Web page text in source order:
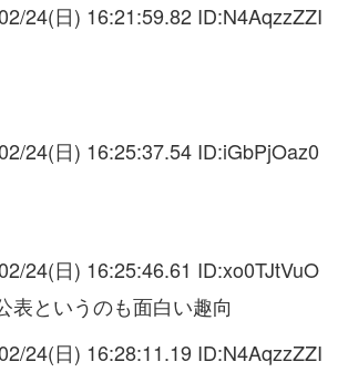
24(日) 16:21:59.82 ID:N4AqzzZZI
24(日) 16:25:37.54 ID:iGbPjOaz0
24(日) 16:25:46.61 ID:xo0TJtVuO
表というのも面白い趣向
24(日) 16:28:11.19 ID:N4AqzzZZI